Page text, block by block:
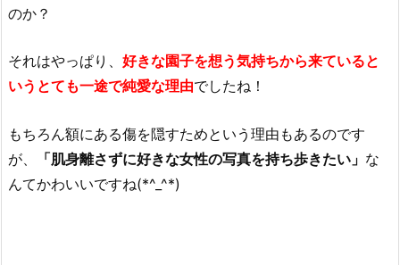
のか？
それはやっぱり、 好きな園子を想う気持ちから来ていると
いうとても一途で純愛な理由でしたね！
もちろん額にある傷を隠すためという理由もあるのです
が、
「肌身離さずに好きな女性の写真を持ち歩きたい」 な
んてかわいいですね(*^_^*)